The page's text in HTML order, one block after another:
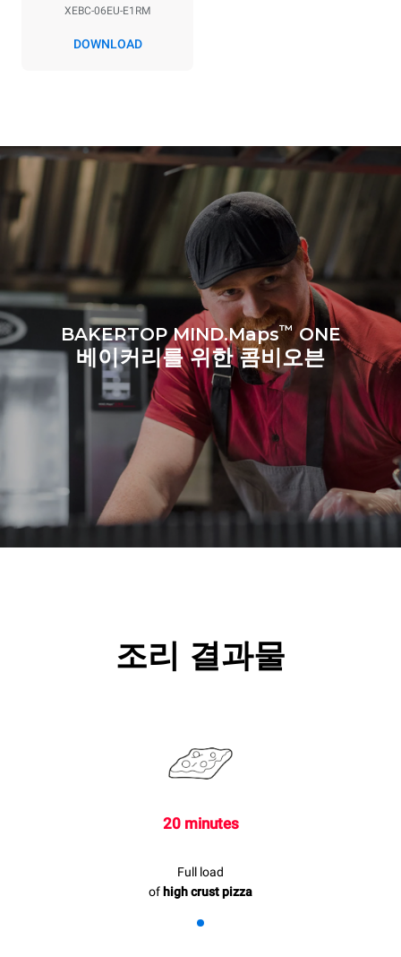
매일 오븐을 사용한다고
가정했을 때 (약 300일 / 년)
중간 크기의 크로와상 8개를
팬닝했을 경우
추정되는 소비량은 하단의
주간세척 프로그램을 기준으로
짧은 세척모드 1회
XEBC-06EU-E1RM
DOWNLOAD
BAKERTOP MIND.Maps™ONE
베이커리를 위한 콤비오븐
조리 결과물
20 minutes
Full load
of high crust pizza